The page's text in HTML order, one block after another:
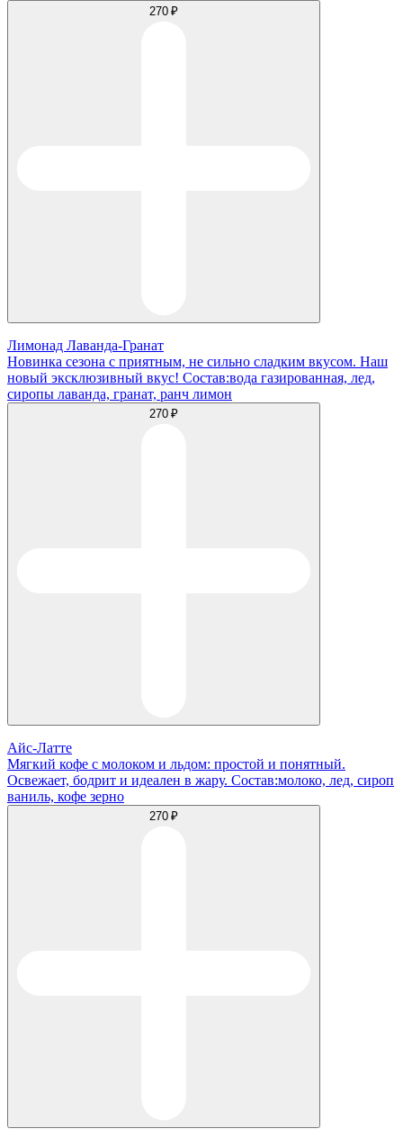
270 ₽
Лимонад Лаванда-Гранат
Новинка сезона с приятным, не сильно сладким вкусом. Наш
новый эксклюзивный вкус! Состав:вода газированная, лед,
сиропы лаванда, гранат, ранч лимон
270 ₽
Айс-Латте
Мягкий кофе с молоком и льдом: простой и понятный.
Освежает, бодрит и идеален в жару. Состав:молоко, лед, сироп
ваниль, кофе зерно
270 ₽